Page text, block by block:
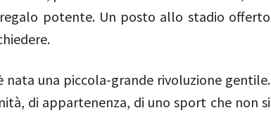
potente. Un posto allo stadio offerto
nata una piccola-grande rivoluzione gentile.
di appartenenza, di uno sport che non si